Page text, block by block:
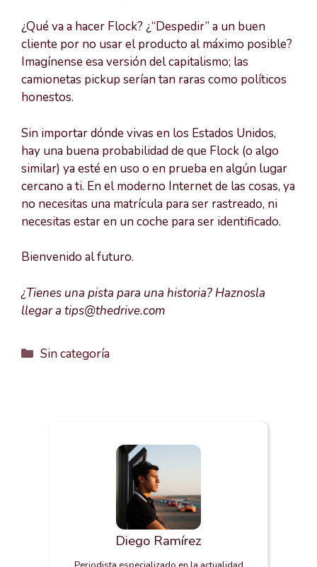
¿Qué va a hacer Flock? ¿“Despedir” a un buen
cliente por no usar el producto al máximo posible?
Imagínense esa versión del capitalismo; las
camionetas pickup serían tan raras como políticos
honestos.
Sin importar dónde vivas en los Estados Unidos,
hay una buena probabilidad de que Flock (o algo
similar) ya esté en uso o en prueba en algún lugar
cercano a ti. En el moderno Internet de las cosas, ya
no necesitas una matrícula para ser rastreado, ni
necesitas estar en un coche para ser identificado.
Bienvenido al futuro.
¿Tienes una pista para una historia? Haznosla
llegar a tips@thedrive.com
Categorías
Sin categoría
Diego Ramírez